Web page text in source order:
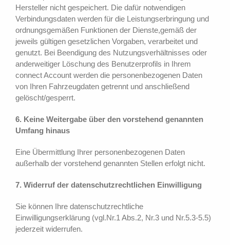
Hersteller nicht gespeichert. Die dafür notwendigen
Verbindungsdaten werden für die Leistungserbringung und
ordnungsgemäßen Funktionen der Dienste,gemäß der
jeweils gültigen gesetzlichen Vorgaben, verarbeitet und
genutzt. Bei Beendigung des Nutzungsverhältnisses oder
anderweitiger Löschung des Benutzerprofils in Ihrem
connect Account werden die personenbezogenen Daten
von Ihren Fahrzeugdaten getrennt und anschließend
gelöscht/gesperrt.
6. Keine Weitergabe über den vorstehend genannten
Umfang hinaus
Eine Übermittlung Ihrer personenbezogenen Daten
außerhalb der vorstehend genannten Stellen erfolgt nicht.
7. Widerruf der datenschutzrechtlichen Einwilligung
Sie können Ihre datenschutzrechtliche
Einwilligungserklärung (vgl.Nr.1 Abs.2, Nr.3 und Nr.5.3-5.5)
jederzeit widerrufen.